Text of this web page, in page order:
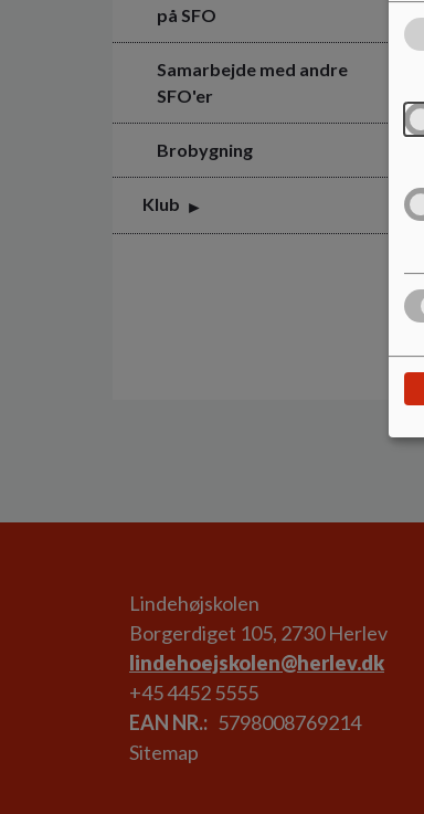
på SFO
Samarbejde med andre
SFO'er
Brobygning
Klub
Lindehøjskolen
Borgerdiget 105, 2730 Herlev
lindehoejskolen@herlev.dk
+45 4452 5555
EAN NR.
5798008769214
Sitemap